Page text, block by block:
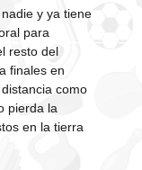
y ya tiene
para
resto del
finales en
como
pierda la
en la tierra